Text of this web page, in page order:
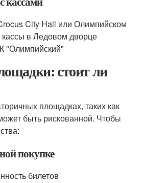
City Hall или Олимпийском
кассы в Ледовом дворце
"Олимпийский"
стоит ли
площадках, таких как
быть рискованной. Чтобы
покупке
билетов